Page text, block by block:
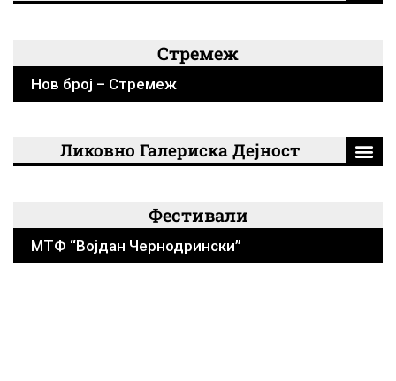
Стремеж
Нов број – Стремеж
Ликовно Галериска Дејност
Фестивали
МТФ “Војдан Чернодрински”